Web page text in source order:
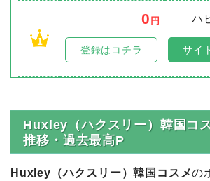
1
0 円
ハ
登録はコチラ サイ
Huxley（ハクスリー）韓国コ
推移・過去最高P
Huxley（ハクスリー）韓国コスメの